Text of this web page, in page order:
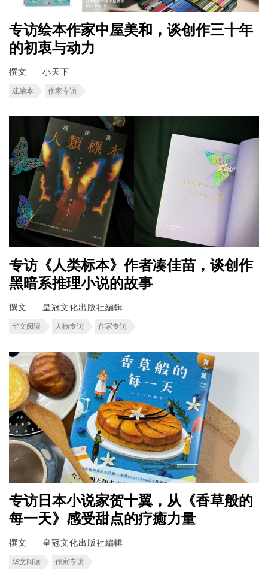
专访绘本作家中屋美和，谈创作三十年
的初衷与动力
撰文 小天下
迷繪本 作家专访
专访《人类标本》作者凑佳苗，谈创作
黑暗系推理小说的故事
撰文 皇冠文化出版社編輯
华文阅读 人物专访 作家专访
专访日本小说家贺十翼，从《香草般的
每一天》感受甜点的疗癒力量
撰文 皇冠文化出版社編輯
华文阅读 作家专访